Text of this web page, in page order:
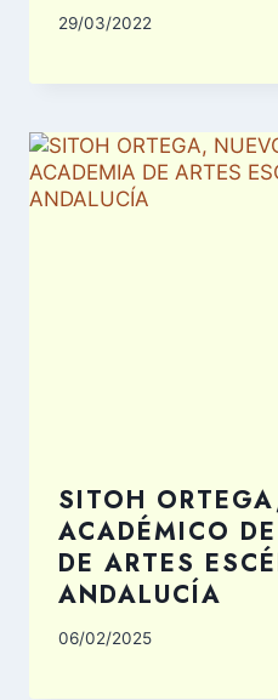
29/03/2022
SITOH
ACADÉMICO
DE ARTES
ANDALUCÍA
06/02/2025